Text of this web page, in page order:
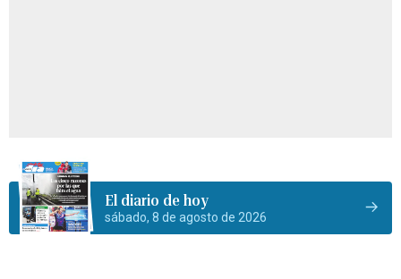
El diario de hoy
sábado, 8 de agosto de 2026